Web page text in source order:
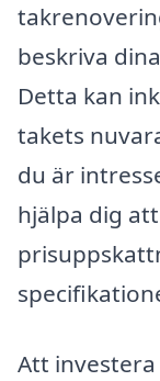
beskriva
Detta kan
takets
du är
hjälpa dig
Att